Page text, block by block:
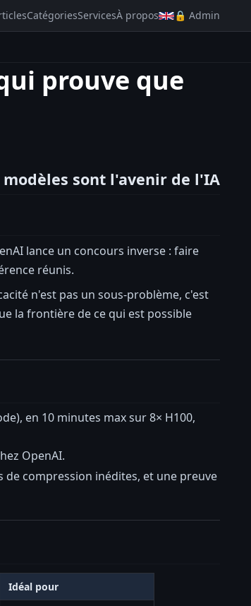
CatégoriesServicesÀ propos 🔒 Admin
prouve que
sont l'avenir de l'IA
lance un concours inverse : faire
réunis.
n'est pas un sous-problème, c'est
la frontière de ce qui est possible
en 10 minutes max sur 8× H100,
OpenAI.
compression inédites, et une preuve
Idéal pour